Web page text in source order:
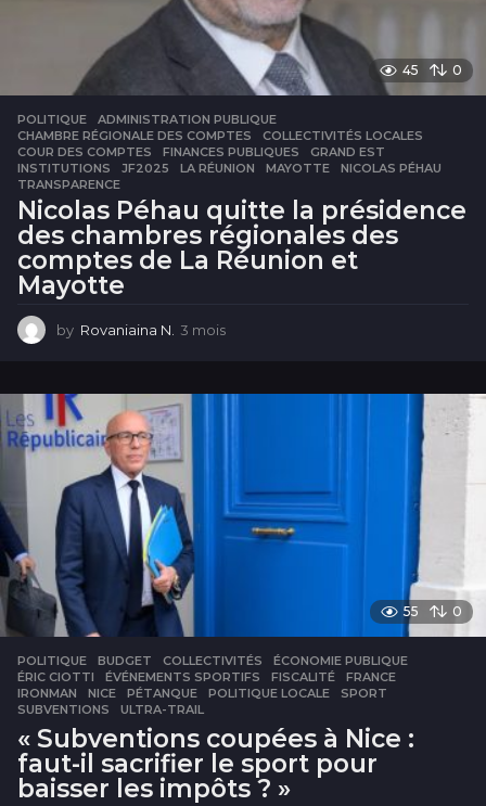
45 0
POLITIQUE ADMINISTRATION PUBLIQUE
CHAMBRE RÉGIONALE DES COMPTES
,COLLECTIVITÉS LOCALES
COUR DES COMPTES
,FINANCES PUBLIQUES ,GRAND EST
INSTITUTIONS
,JF2025 ,LA RÉUNION ,MAYOTTE ,NICOLAS PÉHAU
TRANSPARENCE
Nicolas Péhau quitte la présidence
des chambres régionales des
comptes de La Réunion et
Mayotte
by Rovaniaina N. 3 mois
i
55 0
POLITIQUE BUDGET ,COLLECTIVITÉS ,ÉCONOMIE PUBLIQUE
ÉRIC CIOTTI
,ÉVÉNEMENTS SPORTIFS ,FISCALITÉ ,FRANCE
IRONMAN
,NICE ,PÉTANQUE ,POLITIQUE LOCALE ,SPORT
SUBVENTIONS
,ULTRA-TRAIL
« Subventions coupées à Nice :
faut-il sacrifier le sport pour
baisser les impôts ? »